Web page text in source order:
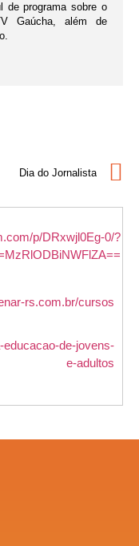
de programa sobre o
Gaúcha, além de
Dia do Jornalista